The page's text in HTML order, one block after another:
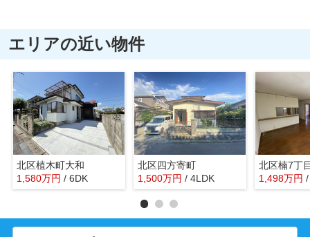
エリアの近い物件
北区植木町大和
1,580万円 / 6DK
北区四方寄町
1,500万円 / 4LDK
北区楠7丁
1,498万円